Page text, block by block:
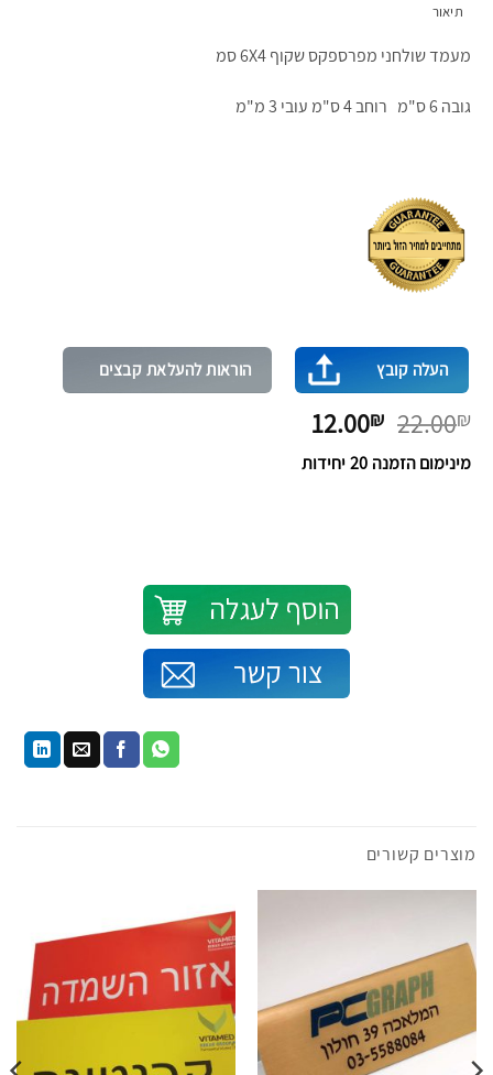
תיאור
מעמד שולחני מפרספקס שקוף 6X4 סמ
גובה 6 ס"מ רוחב 4 ס"מ עובי 3 מ"מ
העלה קובץ הוראות להעלאת קבצים
22.00₪ המחיר
המקורי
היה:
12.00₪
הוא: מינימום הזמנה 20יחידות
הוספה לסל
מוצרים קשורים